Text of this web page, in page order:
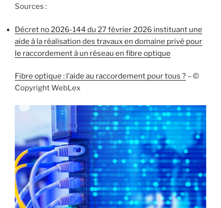
Sources :
Décret no 2026-144 du 27 février 2026 instituant une
aide à la réalisation des travaux en domaine privé pour
le raccordement à un réseau en fibre optique
Fibre optique : l’aide au raccordement pour tous ? – ©
Copyright WebLex